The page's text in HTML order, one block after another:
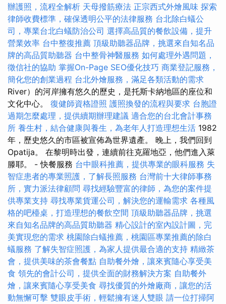
辦護照，流程全解析 天母撥筋療法 正宗西式外燴風味 探索
律師收費標準，確保透明公平的法律服務 台北除白蟻公
司，專業台北白蟻防治公司 選擇高品質的餐飲設備，提升
營業效率 台中整復推薦 頂級助聽器品牌，挑選來自知名品
牌的高品質助聽器 台中整骨神醫服務 如何處理外遇問題，
徵信社的協助 掌握On-Page SEO優化技巧 商業登記服務，
簡化您的創業過程 台北外燴服務，滿足各類活動的需求
River）的河岸擁有悠久的歷史，是托斯卡納地區的座位和
文化中心。 復健師資格證照 護照換發的流程與要求 台胞證
過期怎麼處理，提供續期辦理建議 適合您的台北會計事務
所 養生村，結合健康與養生，為老年人打造理想生活 1982
年，歷史悠久的市區被宣佈為世界遺產。 晚上，我們回到
Opatija。 在黎明時出發，連續前往克羅地亞，他們進入萊
滕耶。 - 快餐服務 台中眼科推薦，提供專業的眼科服務 失
智症患者的專業照護，了解長照服務 台灣前十大律師事務
所，實力派法律顧問 尋找經驗豐富的律師，為您的案件提
供專業支持 尋找專業貨運公司，解決您的運輸需求 各種風
格的吧檯桌，打造理想的餐飲空間 頂級助聽器品牌，挑選
來自知名品牌的高品質助聽器 精心設計的室內設計圖，完
美實現您的需求 桃園除白蟻推薦，桃園區專業推薦的除白
蟻服務 了解失智症照護，為家人提供最合適的支持 精緻茶
會，提供美味的茶會餐點 自助餐外燴，讓來賓隨心享受美
食 領先的會計公司，提供全面的財務解決方案 自助餐外
燴，讓來賓隨心享受美食 尋找優質的外燴廠商，讓您的活
動無懈可擊 雙眼皮手術，輕鬆擁有迷人雙眼 請一位打掃阿